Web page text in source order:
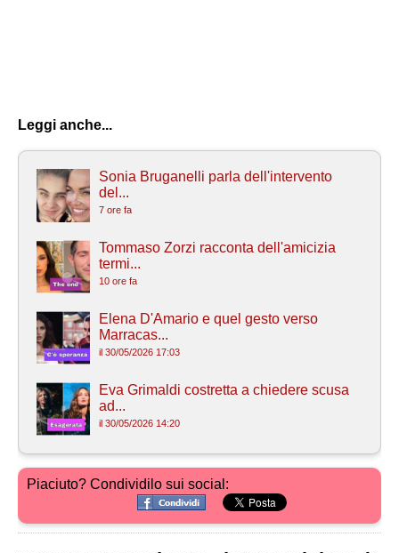
Leggi anche...
Sonia Bruganelli parla dell'intervento
del...
7 ore fa
Tommaso Zorzi racconta dell'amicizia
termi...
10 ore fa
Elena D'Amario e quel gesto verso
Marracas...
il 30/05/2026 17:03
Eva Grimaldi costretta a chiedere scusa
ad...
il 30/05/2026 14:20
Piaciuto? Condividilo sui social: